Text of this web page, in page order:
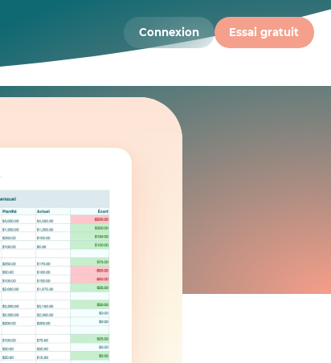
Connexion Essai gratuit